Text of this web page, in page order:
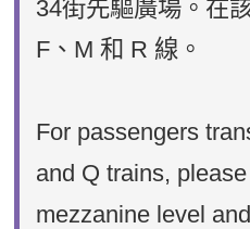
34街先驅廣場。在
F、M 和 R 線。
For passengers
and Q trains,
mezzanine level